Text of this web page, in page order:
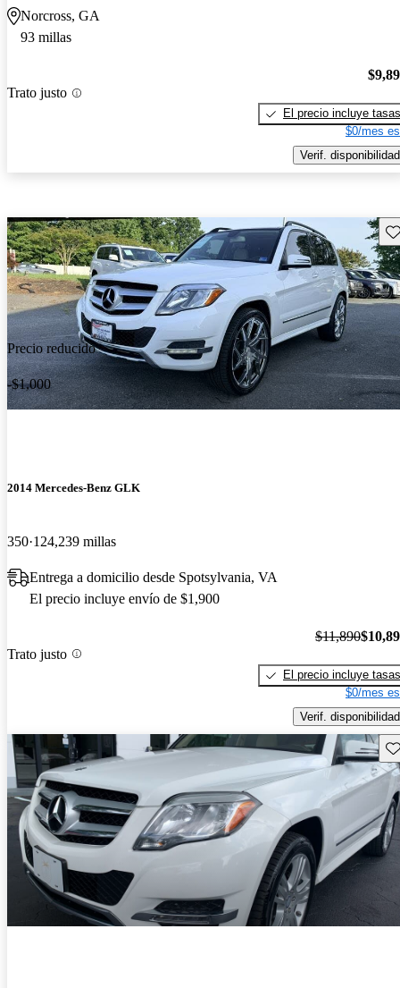
Norcross, GA
93 millas
Trato justo
El precio incluye tasas
$0/mes
Verif. disponibilidad
Precio reducido
-$1,000
2014 Mercedes-Benz GLK
350 124,239 millas
Entrega a domicilio desde Spotsylvania, VA
El precio incluye envío de $1,900
Trato justo
$11,890
El precio incluye tasas
$0/mes
Verif. disponibilidad